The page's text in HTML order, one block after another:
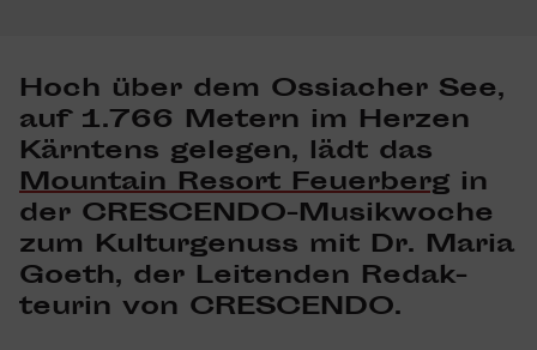
Hoch über dem Ossia­cher See,
auf 1.766 Metern im Herzen
Kärn­tens gelegen, lädt das
Moun­tain Resort Feuer­berg in
der CRESCENDO-Musik­woche
zum Kultur­ge­nuss mit Dr. Maria
Goeth, der Leitenden Redak­
teurin von CRESCENDO.